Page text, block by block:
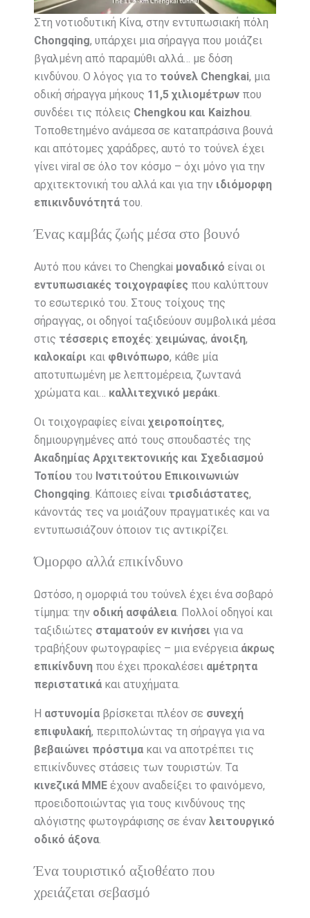
Στη νοτιοδυτική Κίνα, στην εντυπωσιακή πόλη
Chongqing, υπάρχει μια σήραγγα που μοιάζει
βγαλμένη από παραμύθι αλλά… με δόση
κινδύνου. Ο λόγος για το τούνελ Chengkai, μια
οδική σήραγγα μήκους 11,5 χιλιομέτρωνπου
συνδέει τις πόλεις Chengkou και Kaizhou.
Τοποθετημένο ανάμεσα σε καταπράσινα βουνά
και απότομες χαράδρες, αυτό το τούνελ έχει
γίνει viral σε όλο τον κόσμο – όχι μόνο για την
αρχιτεκτονική του αλλά και για την ιδιόμορφη
επικινδυνότητάτου.
Ένας καμβάς ζωής μέσα στο βουνό
Αυτό που κάνει το Chengkai μοναδικό είναι οι
εντυπωσιακές τοιχογραφίες που καλύπτουν
το εσωτερικό του. Στους τοίχους της
σήραγγας, οι οδηγοί ταξιδεύουν συμβολικά μέσα
στις τέσσερις εποχές: χειμώνας, άνοιξη,
καλοκαίρι και φθινόπωρο, κάθε μία
αποτυπωμένη με λεπτομέρεια, ζωντανά
χρώματα και… καλλιτεχνικό μεράκι.
Οι τοιχογραφίες είναι χειροποίητες,
δημιουργημένες από τους σπουδαστές της
Ακαδημίας Αρχιτεκτονικής και Σχεδιασμού
Τοπίουτου Ινστιτούτου Επικοινωνιών
Chongqing. Κάποιες είναι τρισδιάστατες,
κάνοντάς τες να μοιάζουν πραγματικές και να
εντυπωσιάζουν όποιον τις αντικρίζει.
Όμορφο αλλά επικίνδυνο
Ωστόσο, η ομορφιά του τούνελ έχει ένα σοβαρό
τίμημα: την οδική ασφάλεια. Πολλοί οδηγοί και
ταξιδιώτες σταματούν εν κινήσει για να
τραβήξουν φωτογραφίες – μια ενέργεια άκρως
επικίνδυνηπου έχει προκαλέσει αμέτρητα
περιστατικάκαι ατυχήματα.
Η αστυνομίαβρίσκεται πλέον σε συνεχή
επιφυλακή, περιπολώντας τη σήραγγα για να
βεβαιώνει πρόστιμακαι να αποτρέπει τις
επικίνδυνες στάσεις των τουριστών. Τα
κινεζικά ΜΜΕέχουν αναδείξει το φαινόμενο,
προειδοποιώντας για τους κινδύνους της
αλόγιστης φωτογράφισης σε έναν λειτουργικό
οδικό άξονα.
Ένα τουριστικό αξιοθέατο που
χρειάζεται σεβασμό